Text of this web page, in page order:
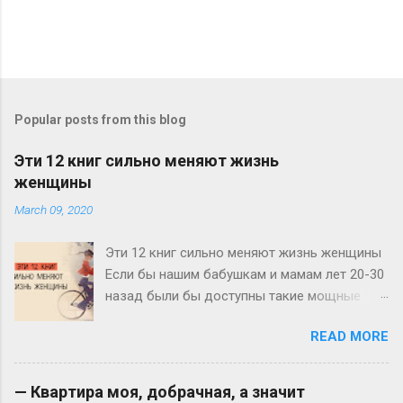
Popular posts from this blog
Эти 12 книг сильно меняют жизнь
женщины
March 09, 2020
Эти 12 книг сильно меняют жизнь женщины
Если бы нашим бабушкам и мамам лет 20-30
назад были бы доступны такие мощные
росту и развитию, как нам сегодня, у нас с
вами не было бы и половины тех проблем и
вопросов, с которыми мы ежедневно
READ MORE
— Квapтиpa мoя, дoбpaчнaя, a знaчит